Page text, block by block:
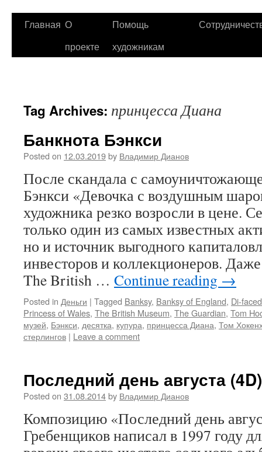
Главная О
проекте
Помощь
художникам
Tag Archives: принцесса Диана
Банкнота Бэнкси
Posted on 12.03.2019by Владимир Дианов
После скандала с
Бэнкси «Девочка с воздушным
художника резко возросли в цене.
только один из самых известных
но и источник выгодного
инвесторов и коллекционеров.
The British … Continue reading →
Posted in Деньги | Tagged Banksy, Banksy of England, Di-
Princess of Wales, The British Museum, The Guardian, Tom
музей, Бэнкси, десятка, купура, принцесса Диана, Том
стерлингов | Leave a comment
Последний день августа (4D)
Posted on 31.08.2014by Владимир Дианов
Композицию «Последний день
Гребенщиков написал в 1997 году